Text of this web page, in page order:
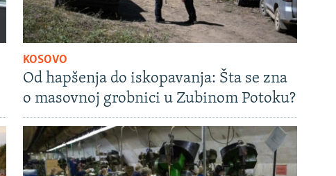
KOSOVO
Od hapšenja do iskopavanja: Šta se zna
o masovnoj grobnici u Zubinom Potoku?